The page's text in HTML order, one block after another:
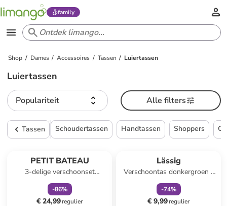
family
Shop Dames Accessoires Tassen Luiertassen
Luiertassen
Populariteit Alle filters
Tassen Schoudertassen Handtassen Shoppers
PETIT BATEAU
3-delige verschoonset
zwart/wit
-86%
€ 24,99regulier
Lässig
Verschoontas donkergroen -
(B)33 x (H)23 x (D)3,5 cm
-74%
€ 9,99regulier